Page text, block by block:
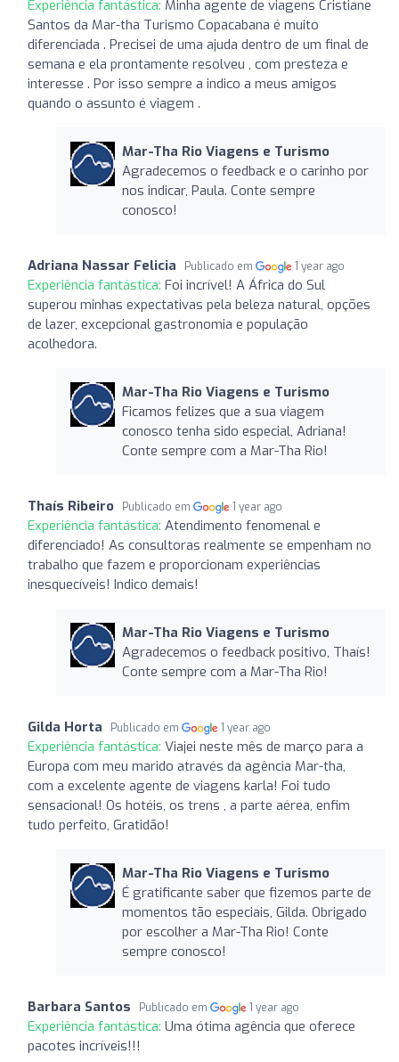
Experiência fantástica: Minha agente de viagens Cristiane
Santos da Mar-tha Turismo Copacabana é muito
diferenciada . Precisei de uma ajuda dentro de um final de
semana e ela prontamente resolveu , com presteza e
interesse . Por isso sempre a indico a meus amigos
quando o assunto é viagem .
Mar-Tha Rio Viagens e Turismo
Agradecemos o feedback e o carinho por
nos indicar, Paula. Conte sempre
conosco!
Adriana Nassar Felicia Publicado em 1 year ago
Experiência fantástica: Foi incrível! A África do Sul
superou minhas expectativas pela beleza natural, opções
de lazer, excepcional gastronomia e população
acolhedora.
Mar-Tha Rio Viagens e Turismo
Ficamos felizes que a sua viagem
conosco tenha sido especial, Adriana!
Conte sempre com a Mar-Tha Rio!
Thaís Ribeiro Publicado em 1 year ago
Experiência fantástica: Atendimento fenomenal e
diferenciado! As consultoras realmente se empenham no
trabalho que fazem e proporcionam experiências
inesquecíveis! Indico demais!
Mar-Tha Rio Viagens e Turismo
Agradecemos o feedback positivo, Thaís!
Conte sempre com a Mar-Tha Rio!
Gilda Horta Publicado em 1 year ago
Experiência fantástica: Viajei neste mês de março para a
Europa com meu marido através da agência Mar-tha,
com a excelente agente de viagens karla! Foi tudo
sensacional! Os hotéis, os trens , a parte aérea, enfim
tudo perfeito, Gratidão!
Mar-Tha Rio Viagens e Turismo
É gratificante saber que fizemos parte de
momentos tão especiais, Gilda. Obrigado
por escolher a Mar-Tha Rio! Conte
sempre conosco!
Barbara Santos Publicado em 1 year ago
Experiência fantástica: Uma ótima agência que oferece
pacotes incríveis!!!